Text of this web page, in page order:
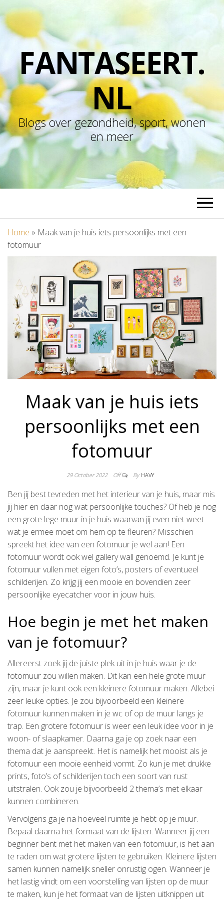
FANTASEERT.
NL
Blogs over gezondheid, sport, wonen
en meer
Home » Maak van je huis iets persoonlijks met een
fotomuur
Maak van je huis iets
persoonlijks met een
fotomuur
29 October 2022 Off By HAVY
Ben jij best tevreden met het interieur van je huis, maar mis
jij hier en daar nog wat persoonlijke touches? Of heb je nog
een grote lege muur in je huis waarvan jij even niet weet
wat je ermee moet om hem op te fleuren? Misschien
spreekt het idee van een fotomuur je wel aan! Een
fotomuur wordt ook wel gallery wall genoemd. Je kunt je
fotomuur vullen met eigen foto’s, posters of eventueel
schilderijen. Zo krijg jij een mooie en bovendien zeer
persoonlijke eyecatcher voor in jouw huis.
Hoe begin je met het maken
van je fotomuur?
Allereerst zoek jij de juiste plek uit in je huis waar je de
fotomuur zou willen maken. Dit kan een hele grote muur
zijn, maar je kunt ook een kleinere fotomuur maken. Allebei
zeer leuke opties. Je zou bijvoorbeeld een kleinere
fotomuur kunnen maken in je wc of op de muur langs je
trap. Een grotere fotomuur is weer een leuk idee voor in je
woon- of slaapkamer. Daarna ga je op zoek naar een
thema dat je aanspreekt. Het is namelijk het mooist als je
fotomuur een mooie eenheid vormt. Zo kun je met drukke
prints, foto’s of schilderijen toch een soort van rust
uitstralen. Ook zou je bijvoorbeeld 2 thema’s met elkaar
kunnen combineren.
Vervolgens ga je na hoeveel ruimte je hebt op je muur.
Bepaal daarna het formaat van de lijsten. Wanneer jij een
beginner bent met het maken van een fotomuur, is het aan
te raden om wat grotere lijsten te gebruiken. Kleinere lijsten
samen kunnen namelijk sneller onrustig ogen. Wanneer je
het lastig vindt om een voorstelling van lijsten op de muur
te maken, kun je het formaat van de lijsten uitknippen uit